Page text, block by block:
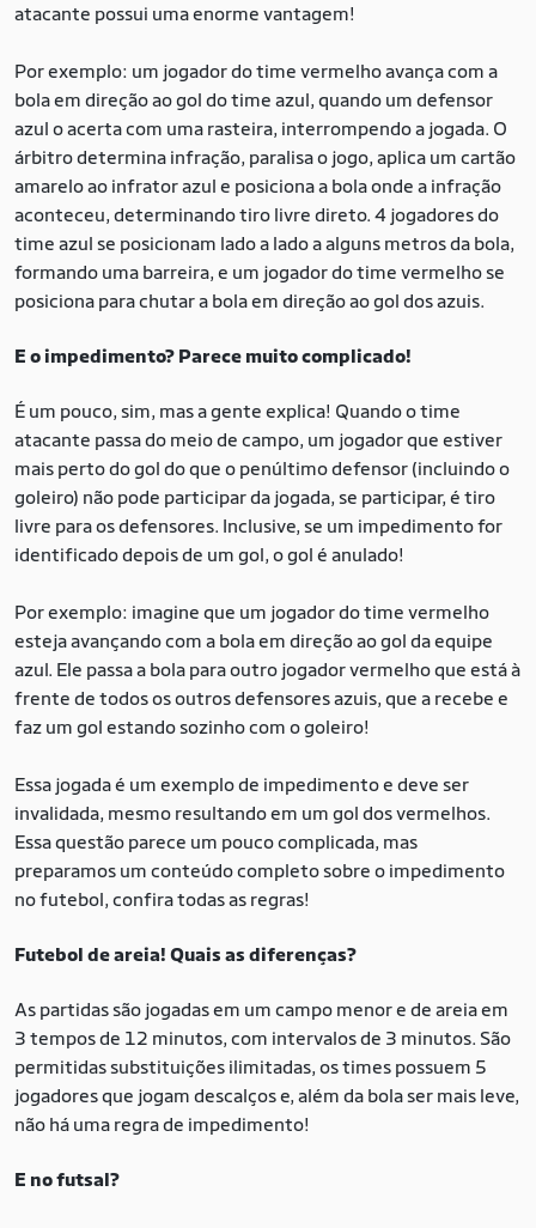
atacante possui uma enorme vantagem!
Por exemplo: um jogador do time vermelho avança com a
bola em direção ao gol do time azul, quando um defensor
azul o acerta com uma rasteira, interrompendo a jogada. O
árbitro determina infração, paralisa o jogo, aplica um cartão
amarelo ao infrator azul e posiciona a bola onde a infração
aconteceu, determinando tiro livre direto. 4 jogadores do
time azul se posicionam lado a lado a alguns metros da bola,
formando uma barreira, e um jogador do time vermelho se
posiciona para chutar a bola em direção ao gol dos azuis.
E o impedimento? Parece muito complicado!
É um pouco, sim, mas a gente explica! Quando o time
atacante passa do meio de campo, um jogador que estiver
mais perto do gol do que o penúltimo defensor (incluindo o
goleiro) não pode participar da jogada, se participar, é tiro
livre para os defensores. Inclusive, se um impedimento for
identificado depois de um gol, o gol é anulado!
Por exemplo: imagine que um jogador do time vermelho
esteja avançando com a bola em direção ao gol da equipe
azul. Ele passa a bola para outro jogador vermelho que está à
frente de todos os outros defensores azuis, que a recebe e
faz um gol estando sozinho com o goleiro!
Essa jogada é um exemplo de impedimento e deve ser
invalidada, mesmo resultando em um gol dos vermelhos.
Essa questão parece um pouco complicada, mas
preparamos um conteúdo completo sobre o impedimento
no futebol, confira todas as regras!
Futebol de areia! Quais as diferenças?
As partidas são jogadas em um campo menor e de areia em
3 tempos de 12 minutos, com intervalos de 3 minutos. São
permitidas substituições ilimitadas, os times possuem 5
jogadores que jogam descalços e, além da bola ser mais leve,
não há uma regra de impedimento!
E no futsal?